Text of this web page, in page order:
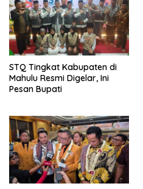
STQ Tingkat Kabupaten di
Mahulu Resmi Digelar, Ini
Pesan Bupati